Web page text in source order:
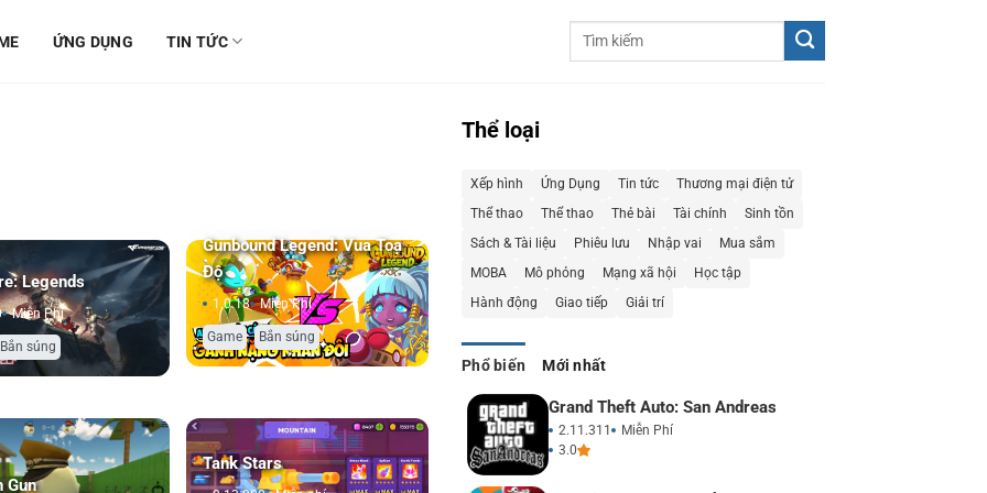
ỨNG DỤNG TIN TỨC
Legends
Miễn Phí
Bắn súng
Gunbound Legend: Vua Toạ
Độ
1.0.18 Miễn Phí
Game , Bắn súng
Gun
Tank Stars
Thể loại
Xếp hình Ứng Dụng Tin tức
Thương mại điện tử
Thể thao
Thể thao Thẻ bài Tài chính
Sinh tồn
Sách & Tài liệu
Phiêu lưu Nhập vai
Mua sắm
MOBA
Mô phỏng Mạng xã hội
Học tập
Hành động
Giao tiếp Giải trí
Phổ biến Mới nhất
Grand Theft Auto: San Andreas
2.11.311
Miễn Phí
3.0